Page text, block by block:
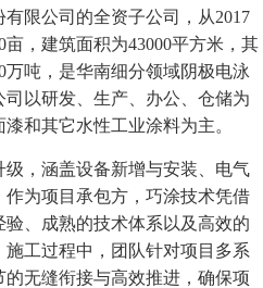
限公司的全资子公司，从2017
，建筑面积为43000平方米，其
吨，是华南细分领域阴极电泳
以研发、生产、办公、仓储为
和其它水性工业涂料为主。
，涵盖设备新增与安装、电气
为项目承包方，巧涂技术凭借
、成熟的技术体系以及高效的
工过程中，团队针对项目多系
无缝衔接与高效推进，确保项